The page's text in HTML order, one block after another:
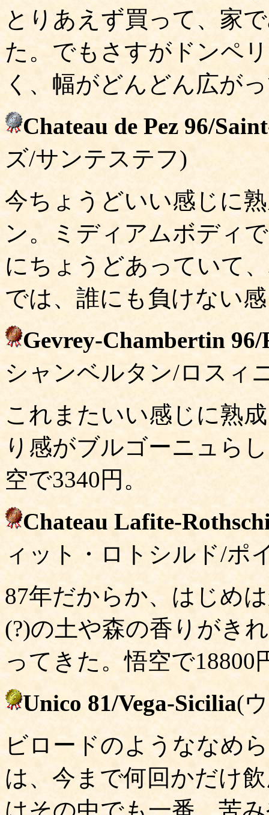
とりあえず買って、家
た。でもさすがドンペ
く、幅がどんどん広が
Chateau de Pez 96/
ズ/サンテステフ)
今ちょうどいい感じに
ン。ミディアムボディ
にちょうどあっていて
では、誰にも負けない
Gevrey-Chambertin
シャンベルタン/ロスィ
これまたいい感じに熟
り感がブルゴーニュら
空で3340円。
Chateau Lafite-
ィット・ロトシルド/ポ
87年だからか、はじめ
(?)の土や森の香りがき
ってきた。悟空で18800
Unico 81/Vega-Sicilia(
ビロードのようななめ
は、今まで何回かだけ